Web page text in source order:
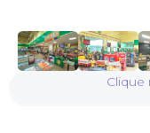
Clique